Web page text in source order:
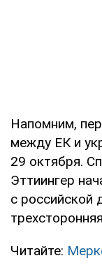
Напомним,
между ЕК и
29 октября.
Эттиингер
с российской
Читайте: